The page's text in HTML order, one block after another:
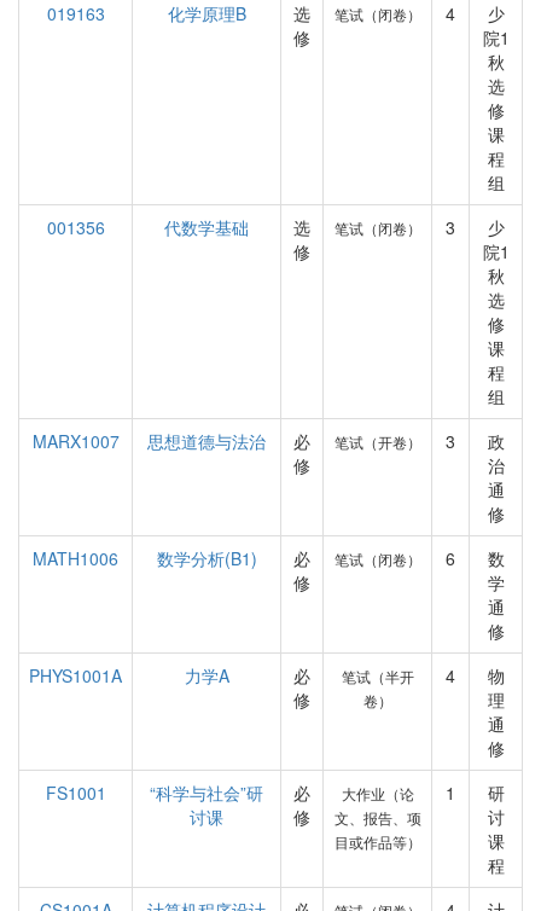
019163
化学原理B
选
修
笔试（闭卷） 4
少
院1
秋
选
修
课
程
组
001356
代数学基础
选
修
笔试（闭卷） 3
少
院1
秋
选
修
课
程
组
MARX1007
思想道德与法治
必
修
笔试（开卷） 3
政
治
通
修
MATH1006
数学分析(B1)
必
修
笔试（闭卷） 6
数
学
通
修
PHYS1001A
力学A
必
修
笔试（半开
卷）
4
物
理
通
修
FS1001
“科学与社会”研
讨课
必
修
大作业（论
文、报告、项
目或作品等）
1
研
讨
课
程